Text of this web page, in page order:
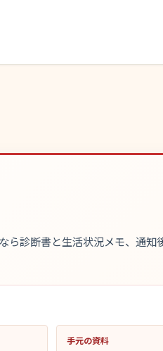
ら診断書と生活状況メモ、通知
手元の資料